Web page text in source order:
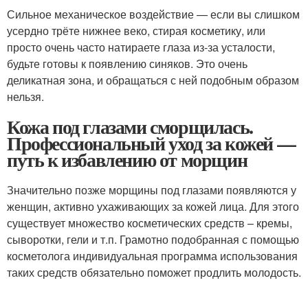
Сильное механическое воздействие — если вы слишком
усердно трёте нижнее веко, стирая косметику, или
просто очень часто натираете глаза из-за усталости,
будьте готовы к появлению синяков. Это очень
деликатная зона, и обращаться с ней подобным образом
нельзя.
Кожа под глазами сморщилась.
Профессиональный уход за кожей —
путь к избавлению от морщин
Значительно позже морщины под глазами появляются у
женщин, активно ухаживающих за кожей лица. Для этого
существует множество косметических средств – кремы,
сыворотки, гели и т.п. Грамотно подобранная с помощью
косметолога индивидуальная программа использования
таких средств обязательно поможет продлить молодость.